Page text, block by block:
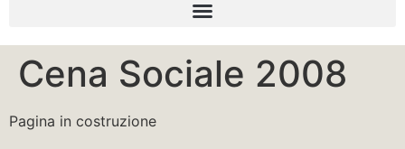
Cena Sociale 2008
Pagina in costruzione